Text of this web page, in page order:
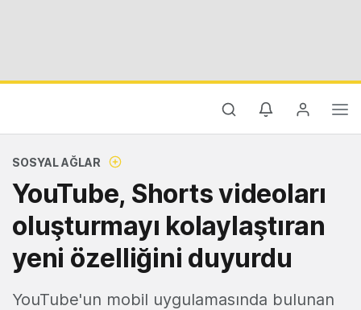
SOSYAL AĞLAR
YouTube, Shorts videoları
oluşturmayı kolaylaştıran
yeni özelliğini duyurdu
YouTube'un mobil uygulamasında bulunan